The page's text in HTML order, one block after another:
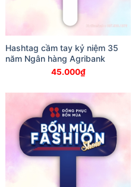
Hashtag cầm tay kỷ niệm 35
năm Ngân hàng Agribank
45.000₫